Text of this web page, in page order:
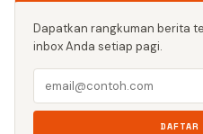
Dapatkan rangkuman berita
inbox Anda setiap pagi.